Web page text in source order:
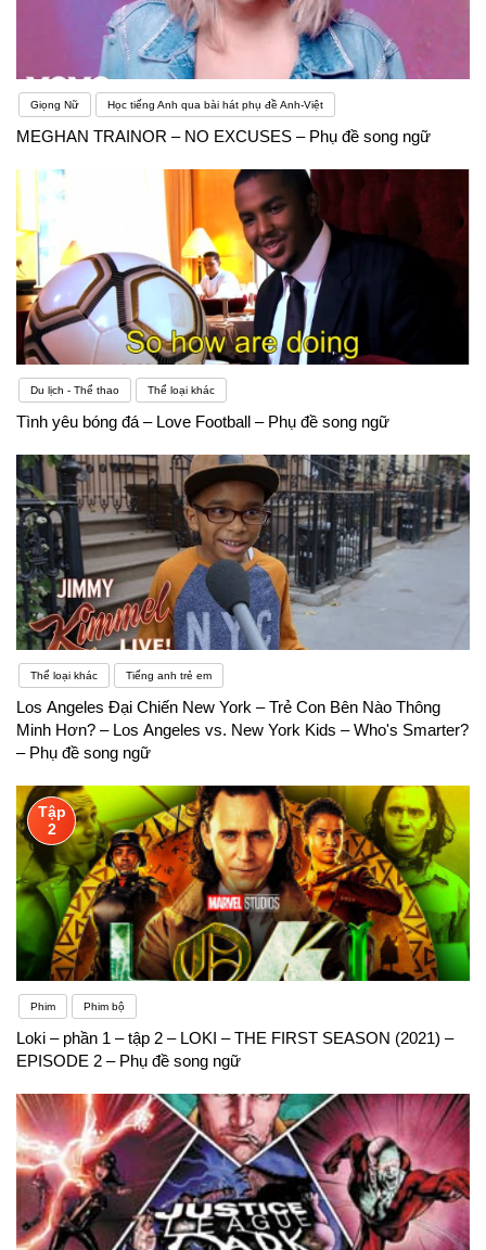
Giọng Nữ Học tiếng Anh qua bài hát phụ đề Anh-Việt
MEGHAN TRAINOR – NO EXCUSES – Phụ đề song ngữ
Du lịch - Thể thao Thể loại khác
Tình yêu bóng đá – Love Football – Phụ đề song ngữ
Thể loại khác Tiếng anh trẻ em
Los Angeles Đại Chiến New York – Trẻ Con Bên Nào Thông
Minh Hơn? – Los Angeles vs. New York Kids – Who's Smarter?
– Phụ đề song ngữ
Tập
2
Phim Phim bộ
Loki – phần 1 – tập 2 – LOKI – THE FIRST SEASON (2021) –
EPISODE 2 – Phụ đề song ngữ